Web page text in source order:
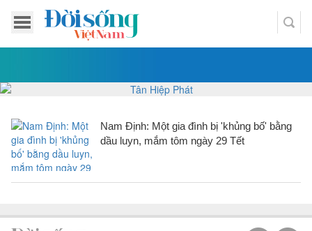
Nam Định: Một gia đình bị 'khủng bố' bằng
dầu luyn, mắm tôm ngày 29 Tết